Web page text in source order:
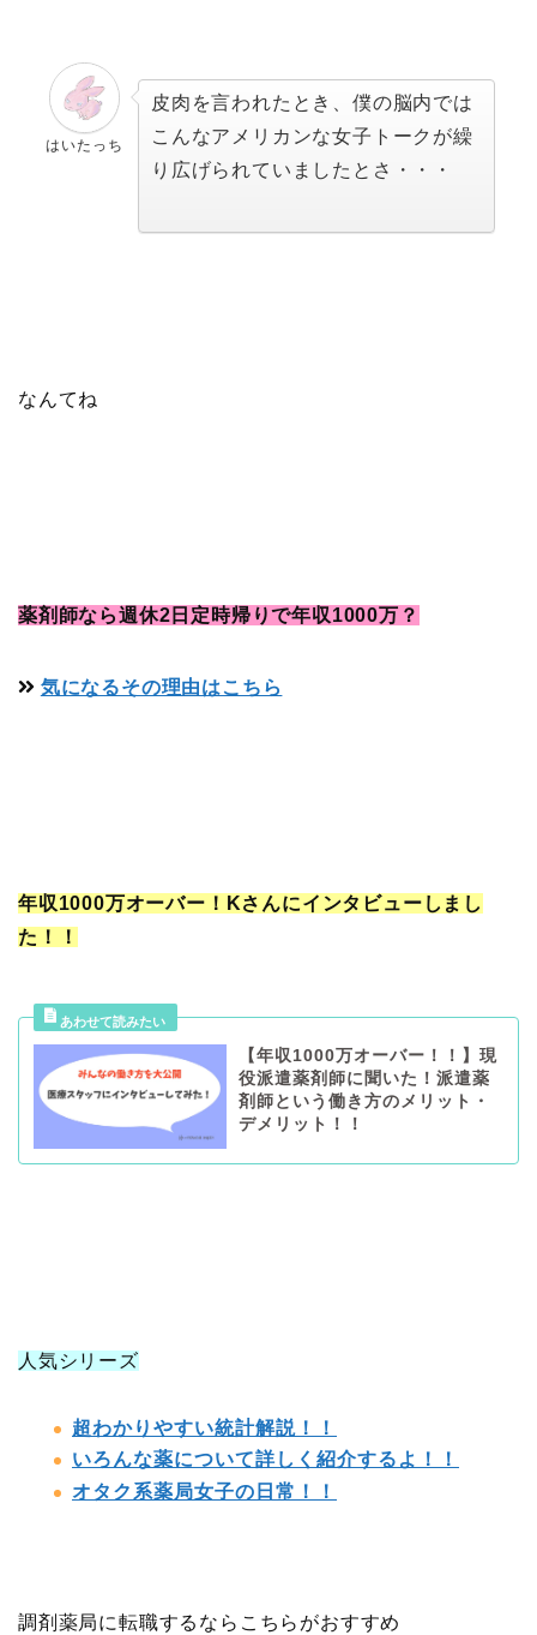
はいたっち
皮肉を言われたとき、僕の脳内では
こんなアメリカンな女子トークが繰
り広げられていましたとさ・・・
なんてね
薬剤師なら週休2日定時帰りで年収1000万？
気になるその理由はこちら
年収1000万オーバー！Kさんにインタビューしまし
た！！
【年収1000万オーバー！！】現
役派遣薬剤師に聞いた！派遣薬
剤師という働き方のメリット・
デメリット！！
人気シリーズ
超わかりやすい統計解説！！
いろんな薬について詳しく紹介するよ！！
オタク系薬局女子の日常！！
調剤薬局に転職するならこちらがおすすめ